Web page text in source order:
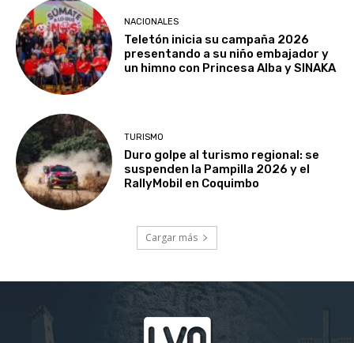
NACIONALES
Teletón inicia su campaña 2026
presentando a su niño embajador y
un himno con Princesa Alba y SINAKA
TURISMO
Duro golpe al turismo regional: se
suspenden la Pampilla 2026 y el
RallyMobil en Coquimbo
Cargar más